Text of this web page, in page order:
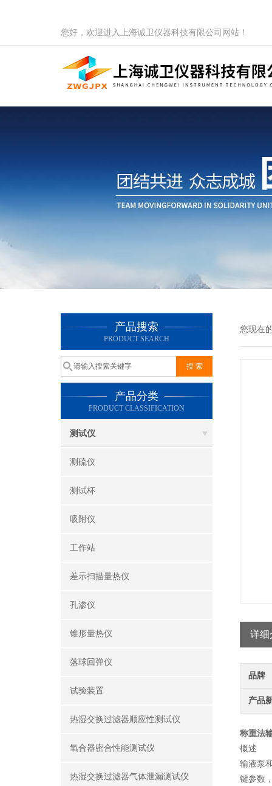
您好，欢迎进入上海诚卫仪器科技有限公司网站！
产品搜索
PRODUCT SEARCH
产品分类
PRODUCT CLASSIFICATION
测试仪
测硫仪
测试杯
吸附仪
工作站
差示扫描量热仪
孔渗仪
锥形量热仪
落球回弹仪
试验装置
热湿交换过滤器顺应性测试仪
氧合器密合性能测试仪
热湿交换过滤器气体泄漏测试仪
您现在
详细
品牌
产品
称重法
概述
输液泵
键参数